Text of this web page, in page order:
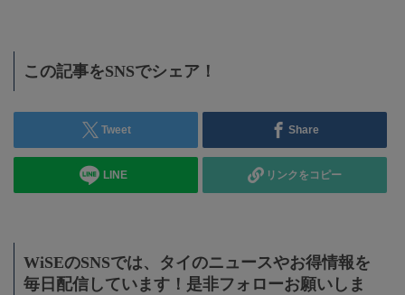
この記事をSNSでシェア！
Tweet Share
LINE リンクをコピー
WiSEのSNSでは、タイのニュースやお得情報を
毎日配信しています！是非フォローお願いしま